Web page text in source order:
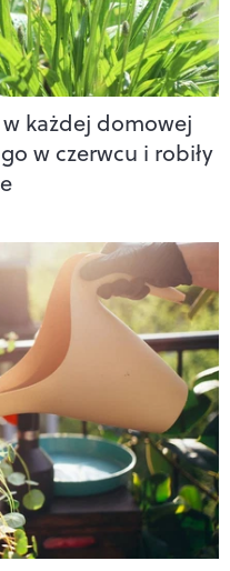
każdej domowej
w czerwcu i robiły